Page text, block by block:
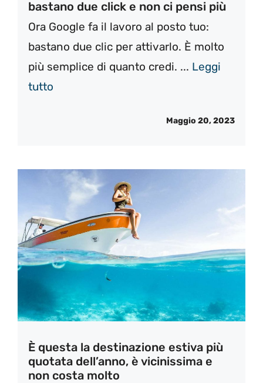
bastano due click e non ci pensi più
Ora Google fa il lavoro al posto tuo:
bastano due clic per attivarlo. È molto
più semplice di quanto credi. ... Leggi
tutto
Maggio 20, 2023
È questa la destinazione estiva più
quotata dell’anno, è vicinissima e
non costa molto